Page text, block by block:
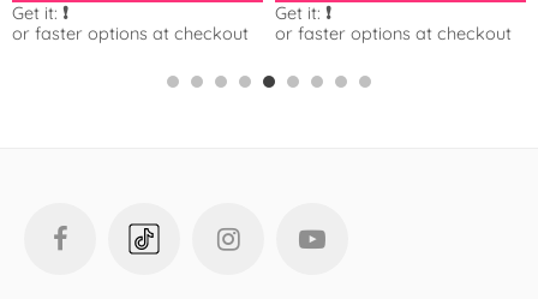
Get it: ❗️
or faster options at checkout
Get it: ❗️
or faster options at checkout